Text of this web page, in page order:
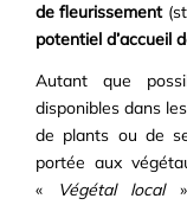
de fleurissement
potentiel d’accueil
Autant que
disponibles dans
de plants ou de
portée aux
«
Végétal local»